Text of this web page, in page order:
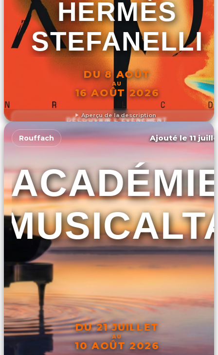
Aperçu de la description
HERMÈS
STEFANELLI
DU 8 AOÛT
AU
16 AOÛT 2026
DÉCOUVRIR L'ÉVÉNEMENT
Rouffach Ajouté le 11
DU 21 JUILLET
AU
10 AOÛT 2026